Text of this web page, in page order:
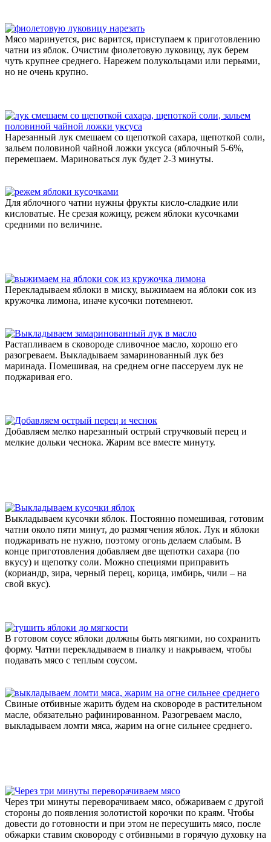
Мясо маринуется, рис варится, приступаем к приготовлению
чатни из яблок. Очистим фиолетовую луковицу, лук берем
чуть крупнее среднего. Нарежем полукольцами или перьями,
но не очень крупно.
Нарезанный лук смешаем со щепоткой сахара, щепоткой соли,
зальем половиной чайной ложки уксуса (яблочный 5-6%,
перемешаем. Мариноваться лук будет 2-3 минуты.
Для яблочного чатни нужны фрукты кисло-сладкие или
кисловатые. Не срезая кожицу, режем яблоки кусочками
средними по величине.
Перекладываем яблоки в миску, выжимаем на яблоки сок из
кружочка лимона, иначе кусочки потемнеют.
Растапливаем в сковороде сливочное масло, хорошо его
разогреваем. Выкладываем замаринованный лук без
маринада. Помешивая, на среднем огне пассеруем лук не
поджаривая его.
Добавляем мелко нарезанный острый стручковый перец и
мелкие дольки чеснока. Жарим все вместе минуту.
Выкладываем кусочки яблок. Постоянно помешивая, готовим
чатни около пяти минут, до размягчения яблок. Лук и яблоки
поджаривать не нужно, поэтому огонь делаем слабым. В
конце приготовления добавляем две щепотки сахара (по
вкусу) и щепотку соли. Можно специями приправить
(кориандр, зира, черный перец, корица, имбирь, чили – на
свой вкус).
В готовом соусе яблоки должны быть мягкими, но сохранить
форму. Чатни перекладываем в пиалку и накрываем, чтобы
подавать мясо с теплым соусом.
Свиные отбивные жарить будем на сковороде в растительном
масле, обязательно рафинированном. Разогреваем масло,
выкладываем ломти мяса, жарим на огне сильнее среднего.
Через три минуты переворачиваем мясо, обжариваем с другой
стороны до появления золотистой корочки по краям. Чтобы
довести до готовности и при этом не пересушить мясо, после
обжарки ставим сковороду с отбивными в горячую духовку на